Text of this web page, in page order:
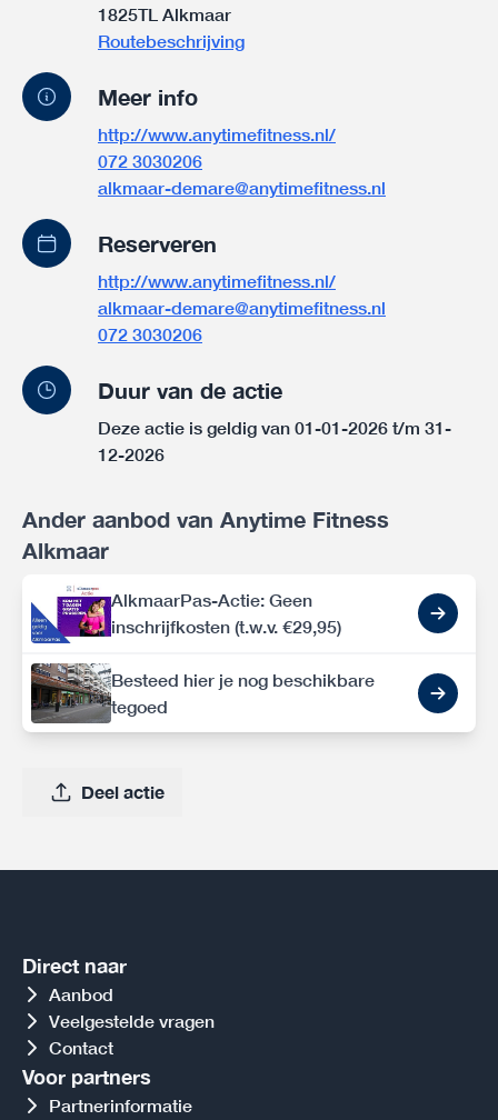
1825TL Alkmaar
Routebeschrijving
Meer info
http://www.anytimefitness.nl/
072 3030206
alkmaar-demare@anytimefitness.nl
Reserveren
http://www.anytimefitness.nl/
alkmaar-demare@anytimefitness.nl
072 3030206
Duur van de actie
Deze actie is geldig van 01-01-2026 t/m 31-
12-2026
Ander aanbod van Anytime Fitness
Alkmaar
AlkmaarPas-Actie: Geen
inschrijfkosten (t.w.v. €29,95)
Besteed hier je nog beschikbare
tegoed
Deel actie
Direct naar
Aanbod
Veelgestelde vragen
Contact
Voor partners
Partnerinformatie